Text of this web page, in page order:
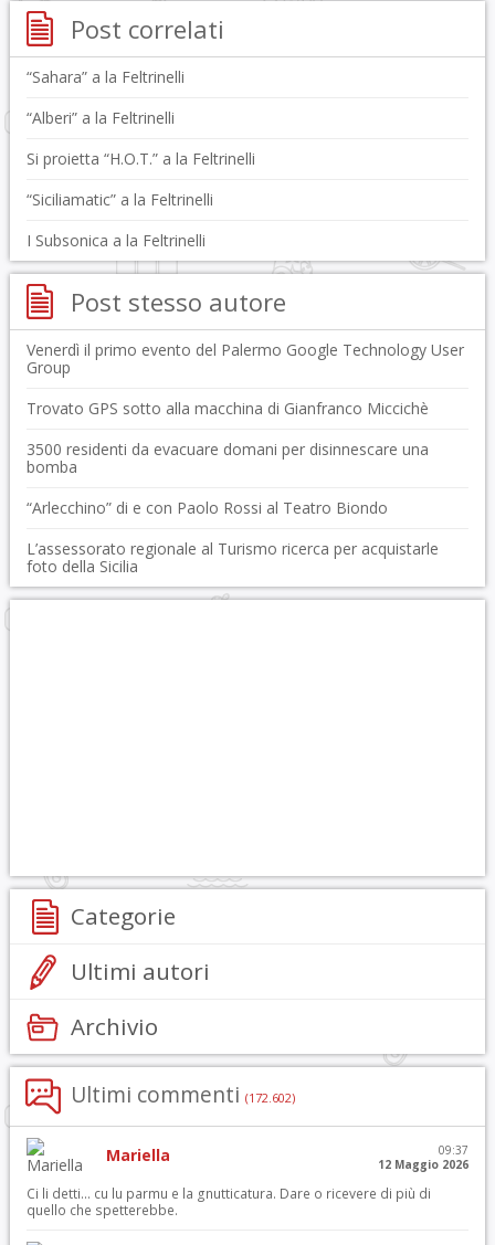
Post correlati
“Sahara” a la Feltrinelli
“Alberi” a la Feltrinelli
Si proietta “H.O.T.” a la Feltrinelli
“Siciliamatic” a la Feltrinelli
I Subsonica a la Feltrinelli
Post stesso autore
Venerdì il primo evento del Palermo Google Technology User
Group
Trovato GPS sotto alla macchina di Gianfranco Miccichè
3500 residenti da evacuare domani per disinnescare una
bomba
“Arlecchino” di e con Paolo Rossi al Teatro Biondo
L’assessorato regionale al Turismo ricerca per acquistarle
foto della Sicilia
Categorie
Ultimi autori
Archivio
Ultimi commenti (172.602)
Mariella
09:37
12 Maggio 2026
Ci li detti… cu lu parmu e la gnutticatura. Dare o ricevere di più di
quello che spetterebbe.